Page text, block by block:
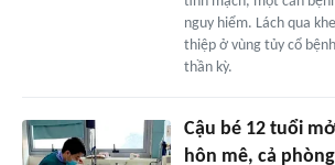
nguy hiểm. Lách qua
thiệp ở vùng tủy cổ
thần kỳ.
Cậu bé 12 tuổi
hôn mê, cả